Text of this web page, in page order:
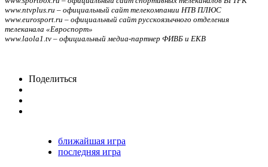
www.ntvplus.ru – официальный сайт телекомпании НТВ ПЛЮС
www.eurosport.ru – официальный сайт русскоязычного отделения
телеканала «Евроспорт»
www.laola1.tv – официальный медиа-партнер ФИВБ и ЕКВ
Поделиться
ближайшая игра
последняя игра